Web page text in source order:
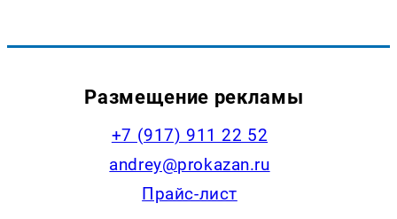
Размещение рекламы
+7 (917) 911 22 52
andrey@prokazan.ru
Прайс-лист